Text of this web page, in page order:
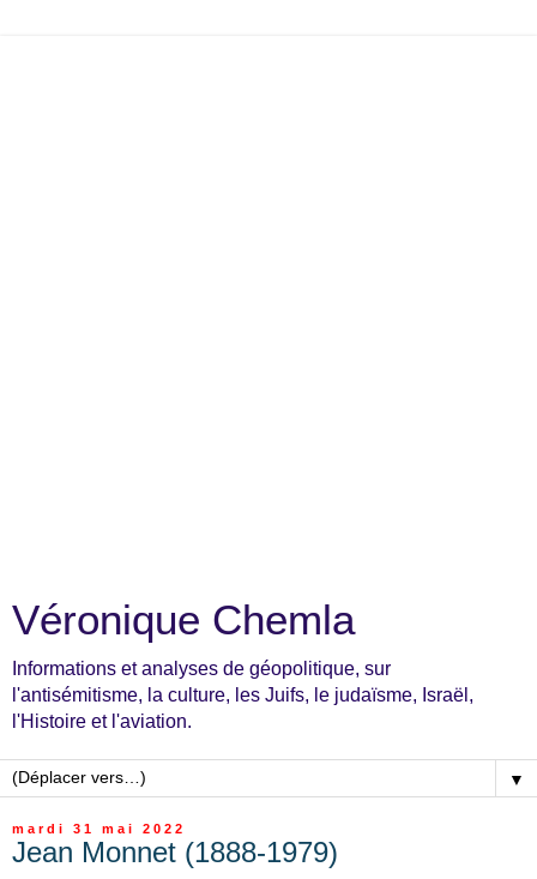
Véronique Chemla
Informations et analyses de géopolitique, sur
l'antisémitisme, la culture, les Juifs, le judaïsme, Israël,
l'Histoire et l'aviation.
▼
mardi 31 mai 2022
Jean Monnet (1888-1979)